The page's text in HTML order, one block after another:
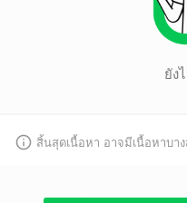
ยัง
สิ้นสุดเนื้อหา อาจมีเนื้อหาบา